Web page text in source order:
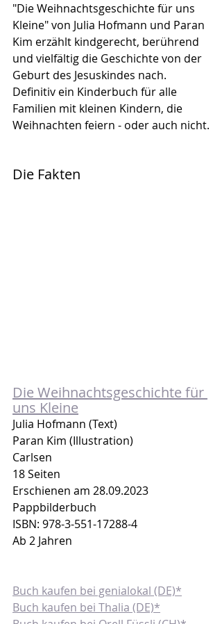
"Die Weihnachtsgeschichte für uns
Kleine" von Julia Hofmann und Paran
Kim erzählt kindgerecht, berührend
und vielfältig die Geschichte von der
Geburt des Jesuskindes nach.
Definitiv ein Kinderbuch für alle
Familien mit kleinen Kindern, die
Weihnachten feiern - oder auch nicht.
Die Fakten
Die Weihnachtsgeschichte für
uns Kleine
Julia Hofmann (Text)
Paran Kim (Illustration)
Carlsen
18 Seiten
Erschienen am 28.09.2023
Pappbilderbuch
ISBN: 978-3-551-17288-4
Ab 2 Jahren
Buch kaufen bei genialokal (DE)*
Buch kaufen bei Thalia (DE)*